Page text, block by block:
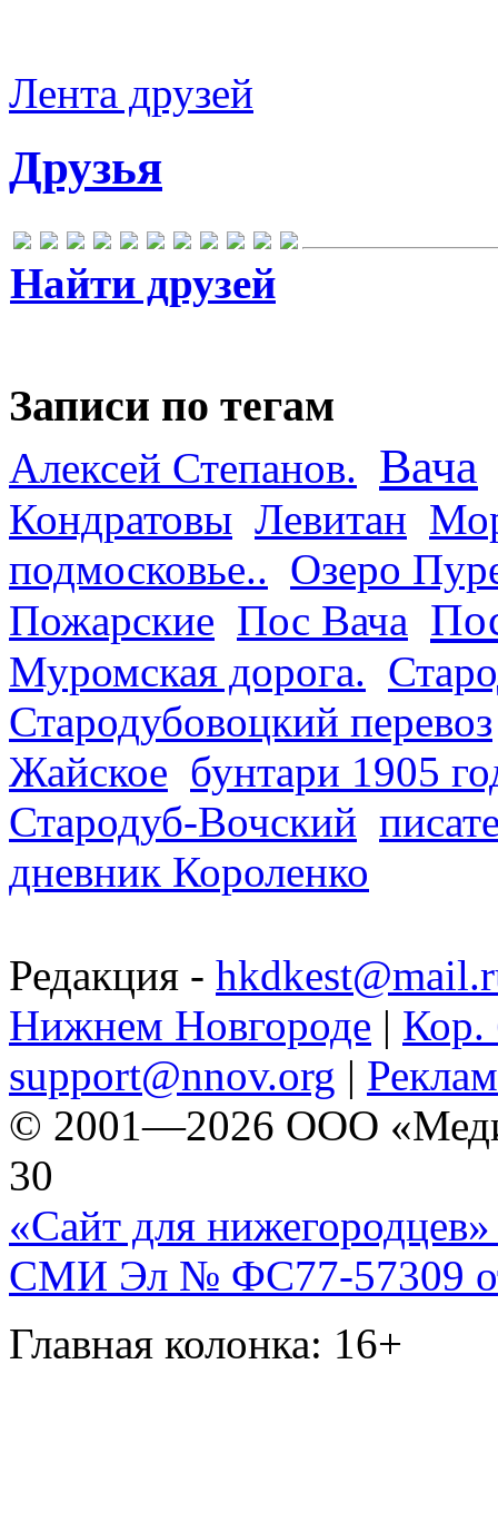
Лента друзей
Друзья
Найти друзей
Записи по тегам
Алексей Степанов. Вача
Кондратовы Левитан
подмосковье.. Озеро
Пожарские Пос Вача
Муромская дорога.
Стародубовоцкий перевоз
Жайское бунтари 1905
Стародуб-Вочский
дневник Короленко
Редакция -
Нижнем Новгороде | Кор.
support@nnov.org |
© 2001—2026 ООО
30
«Сайт для нижегородцев»
СМИ Эл № ФС77-57309
Главная колонка: 16+